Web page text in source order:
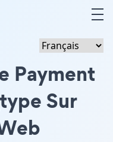
Payment
Sur